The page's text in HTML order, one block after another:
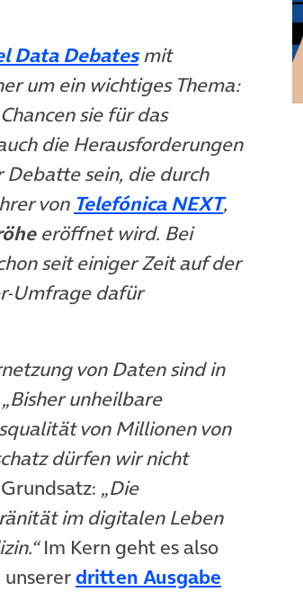
Data Debates(öffnet in neuem
mit
um ein wichtiges Thema:
Tab)sie für das
die Herausforderungen
sein, die durch
von Telefónica NEXT(öffnet in
,
eröffnet wird. Bei
seit einiger Zeit auf der
Umfrage dafür
von Daten sind in
„Bisher unheilbare
von Millionen von
dürfen wir nicht
„Die
im digitalen Leben
Im Kern geht es also
neuem Tab)
unsererdritten Ausgabe(öffnet in